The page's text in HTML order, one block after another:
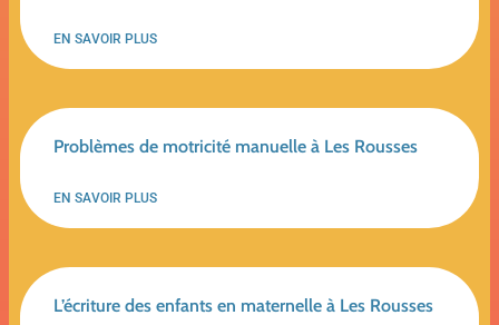
EN SAVOIR PLUS
Problèmes de motricité manuelle à Les Rousses
EN SAVOIR PLUS
L’écriture des enfants en maternelle à Les Rousses